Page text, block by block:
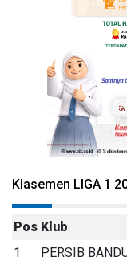
Klasemen LIGA 1
Pos Klub
1
PERSIB